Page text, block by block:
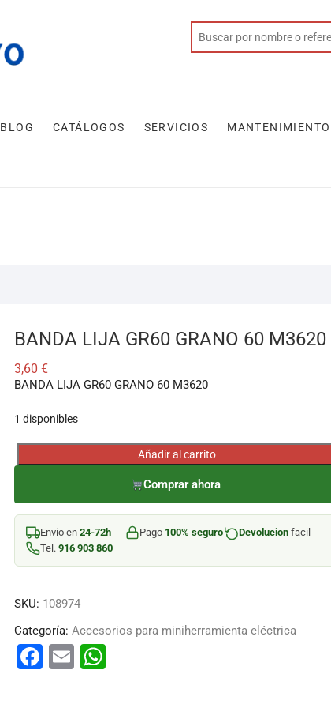
BLOG CATÁLOGOS SERVICIOS
BANDA LIJA GR60 GRANO 60 M3620
3,60 €
BANDA LIJA GR60 GRANO 60 M3620
1 disponibles
BANDA
GR60
GRANO
M3620
Añadir al carrito
Comprar ahora
Envio en 24-72h Pago 100% seguro Devolucion facil
Tel. 916 903 860
SKU: 108974
Categoría: Accesorios para miniherramienta eléctrica
F
E